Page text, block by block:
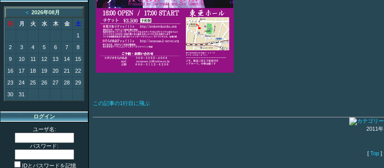
< 2026年08月
日
月 火 水 木 金
土
1
2
3 4 5 6 7
8
9
10 11 12 13 14
15
16
17 18 19 20 21
22
23
24 25 26 27 28
29
30
31
ログイン
ユーザ名:
パスワード:
IDとパスワードを記憶
この記事の1行目に飛ぶ
2011年
[ Top]